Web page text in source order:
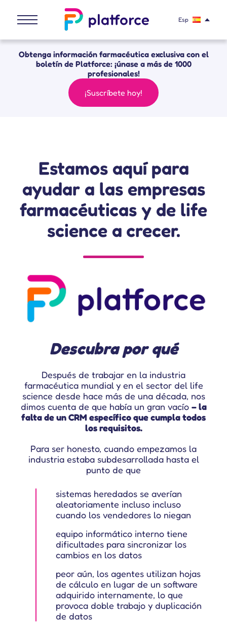
Esp
Obtenga información farmacéutica exclusiva con el
boletín de Platforce: ¡únase a más de 1000
profesionales!
¡Suscríbete hoy!
Estamos aquí para
ayudar a las empresas
farmacéuticas y de life
science a crecer.
Descubra por qué
Después de trabajar en la industria
farmacéutica mundial y en el sector del life
science desde hace más de una década, nos
dimos cuenta de que había un gran vacío – la
falta de un CRM específico que cumpla todos
los requisitos.
Para ser honesto, cuando empezamos la
industria estaba subdesarrollada hasta el
punto de que
sistemas heredados se averían
aleatoriamente incluso incluso
cuando los vendedores lo niegan
equipo informático interno tiene
dificultades para sincronizar los
cambios en los datos
peor aún, los agentes utilizan hojas
de cálculo en lugar de un software
adquirido internamente, lo que
provoca doble trabajo y duplicación
de datos